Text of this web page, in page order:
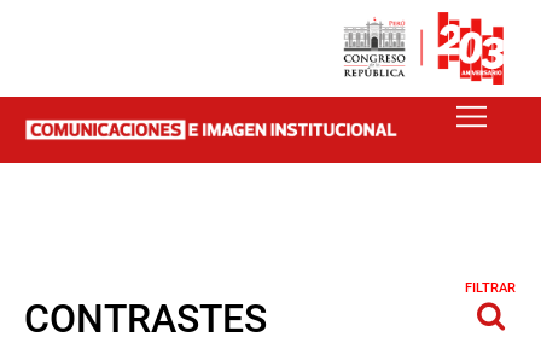
CONTRASTES
FILTRAR